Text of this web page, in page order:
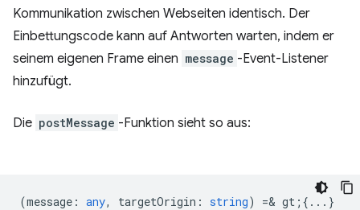
Kommunikation zwischen Webseiten identisch. Der
Einbettungscode kann auf Antworten warten, indem er
seinem eigenen Frame einen message -Event-Listener
hinzufügt.
Die postMessage -Funktion sieht so aus:
(message : any, targetOrigin : string) =& gt;{...}